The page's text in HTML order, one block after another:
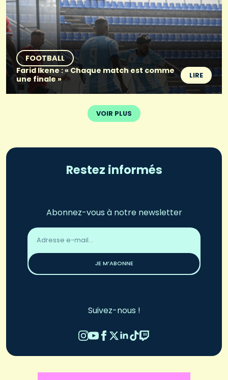
FOOTBALL
Farid Ikene : « Chaque match est comme
une finale »
LIRE
VOIR PLUS
Restez informés
Abonnez-vous à notre newsletter
Adresse
email
JE M’ABONNE
Suivez-nous !